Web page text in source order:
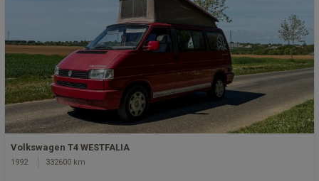
Volkswagen T4 WESTFALIA
1992 332600 km